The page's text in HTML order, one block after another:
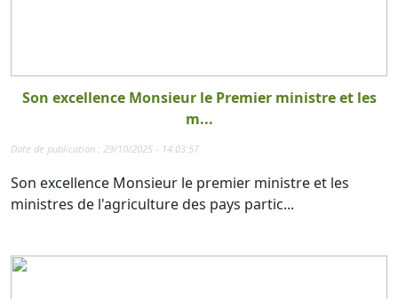
Son excellence Monsieur le Premier ministre et les
m...
Date de publication : 29/10/2025 - 14:03:57
Son excellence Monsieur le premier ministre et les
ministres de l'agriculture des pays partic...